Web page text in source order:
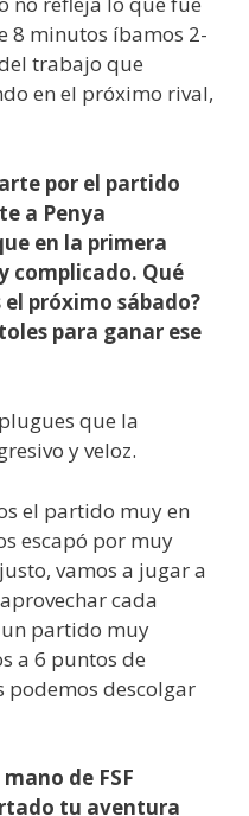
8 minutos íbamos 2-
trabajo que
en el próximo rival,
por el partido
a Penya
en la primera
complicado. Qué
el próximo sábado?
para ganar ese
que la
y veloz.
el partido muy en
escapó por muy
vamos a jugar a
cada
un partido muy
a 6 puntos de
podemos descolgar
de FSF
tu aventura